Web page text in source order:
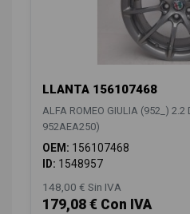
LLANTA 156107468
ALFA ROMEO GIULIA (952_) 2.2
952AEA250)
OEM: 156107468
ID: 1548957
148,00 € Sin IVA
179,08 € Con IVA